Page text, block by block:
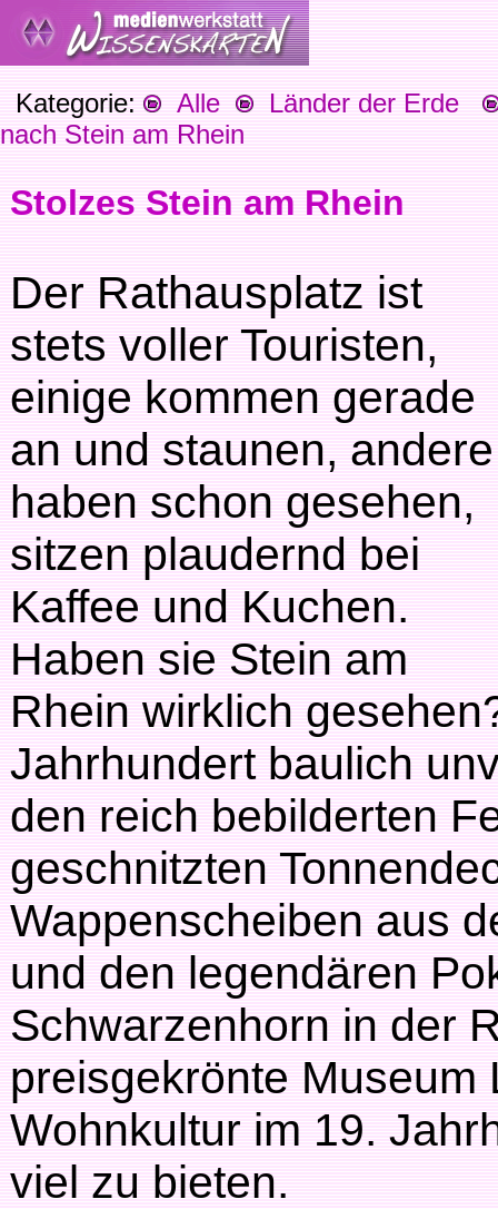
Kategorie: Alle
Länder der Erde
nach Stein am Rhein
Stolzes Stein am Rhein
Der Rathausplatz ist
stets voller Touristen,
einige kommen gerade
an und staunen, andere
haben schon gesehen,
sitzen plaudernd bei
Kaffee und Kuchen.
Haben sie Stein am
Rhein wirklich
Jahrhundert baulich
den reich bebilderten
geschnitzten
Wappenscheiben aus
und den legendären
Schwarzenhorn in der
preisgekrönte Museum
Wohnkultur im 19.
viel zu bieten.